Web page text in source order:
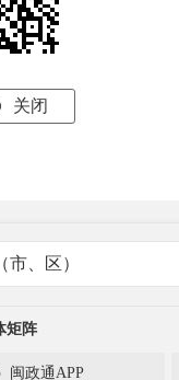
关闭
市、区）
矩阵
闽政通APP